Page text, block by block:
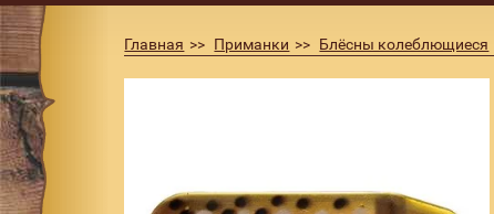
Главная Приманки Блёсны колеблющиеся